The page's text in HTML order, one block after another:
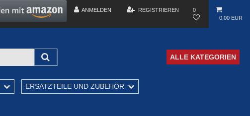
ANMELDEN REGISTRIEREN
0
0,00 EUR
ALLE KATEGORIEN
ERSATZTEILE UND ZUBEHÖR